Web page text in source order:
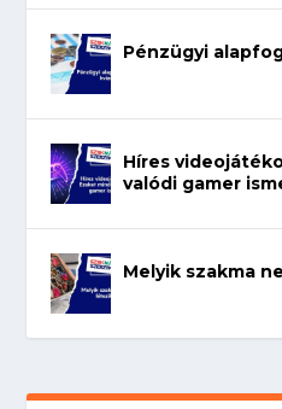
Pénzügyi
Híres
valódi gamer
Melyik szakma